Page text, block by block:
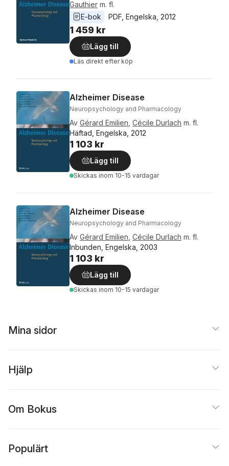
Gauthier m. fl.
E-bok
PDF Engelska 2012
1 459 kr
Lägg till
Läs direkt efter köp
Alzheimer Disease
Neuropsychology and Pharmacology
Av Gérard Emilien Cécile Durlach m. fl.
Häftad, Engelska, 2012
1 103 kr
Lägg till
Skickas inom 10-15 vardagar
Alzheimer Disease
Neuropsychology and Pharmacology
Av Gérard Emilien Cécile Durlach m. fl.
Inbunden, Engelska, 2003
1 103 kr
Lägg till
Skickas inom 10-15 vardagar
Mina sidor
Hjälp
Om Bokus
Populärt